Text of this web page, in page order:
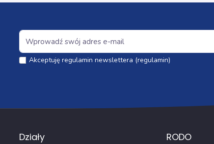
Akceptuję regulamin newslettera (regulamin)
Działy RODO